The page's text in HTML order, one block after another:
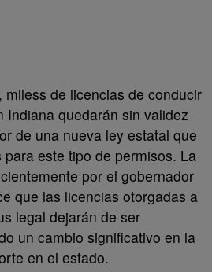
de licencias de conducir
Indiana quedarán sin validez
de una nueva ley estatal que
este tipo de permisos. La
por el gobernador
que las licencias otorgadas a
legal dejarán de ser
un cambio significativo en la
en el estado.